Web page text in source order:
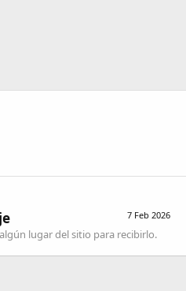
7 Feb 2026
lugar del sitio para recibirlo.